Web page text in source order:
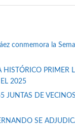
conmemora la
HISTÓRICO
2025
JUNTAS DE
SE